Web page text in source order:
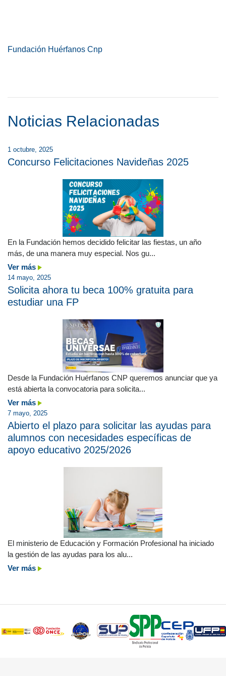
Fundación Huérfanos Cnp
Noticias Relacionadas
1 octubre, 2025
Concurso Felicitaciones Navideñas 2025
En la Fundación hemos decidido felicitar las fiestas, un año
más, de una manera muy especial. Nos gu...
Ver más
14 mayo, 2025
Solicita ahora tu beca 100% gratuita para
estudiar una FP
Desde la Fundación Huérfanos CNP queremos anunciar que ya
está abierta la convocatoria para solicita...
Ver más
7 mayo, 2025
Abierto el plazo para solicitar las ayudas para
alumnos con necesidades específicas de
apoyo educativo 2025/2026
El ministerio de Educación y Formación Profesional ha iniciado
la gestión de las ayudas para los alu...
Ver más